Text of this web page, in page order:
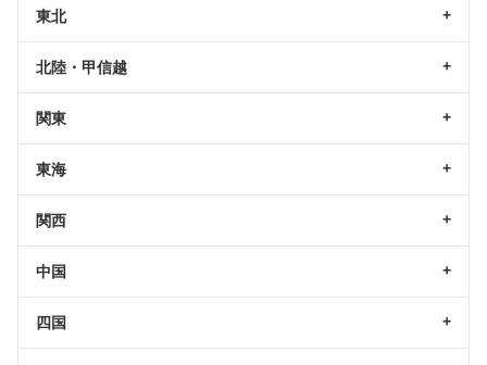
東北
北陸・甲信越
関東
東海
関西
中国
四国